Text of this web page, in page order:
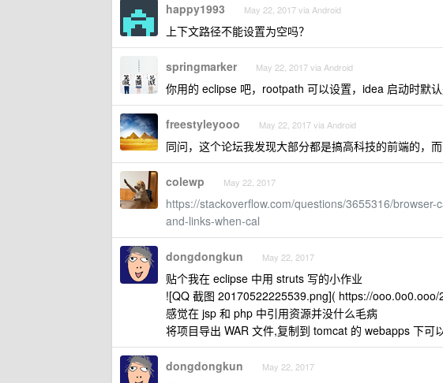
happy1993 May 22, 2017 via Android
上下文路径不能设置为空吗？
springmarker May 22, 2017 via Android
你用的 eclipse 吧，rootpath 可以设置，idea 启动时默
freestyleyooo May 22, 2017 via Android
同问，这个论坛我发现大部分都是搞高科技的前端的，
colewp May 22, 2017
https://stackoverflow.com/questions/3655316/
and-links-when-cal
dongdongkun May 22, 2017
贴个我在 eclipse 中用 struts 写的小作业
![QQ 截图 20170522225539.png]( https://
感觉在 jsp 和 php 中引用资源并没什么毛病
将项目导出 WAR 文件,复制到 tomcat 的 webapps 下可
dongdongkun May 22, 2017